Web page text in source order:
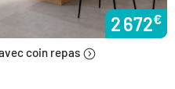
2 672€
coin repas